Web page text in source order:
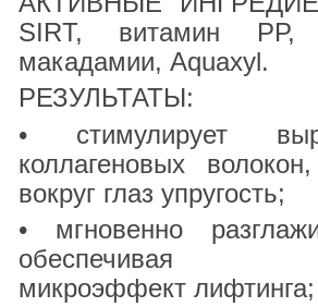
SIRT, витамин РР,
макадамии, Aquaxyl.
РЕЗУЛЬТАТЫ:
• стимулирует
коллагеновых
вокруг глаз упругость;
• мгновенно
обеспечивая
микроэффект лифтинга;